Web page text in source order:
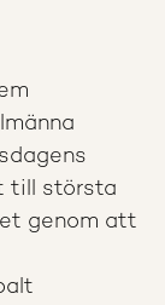
till största
genom att